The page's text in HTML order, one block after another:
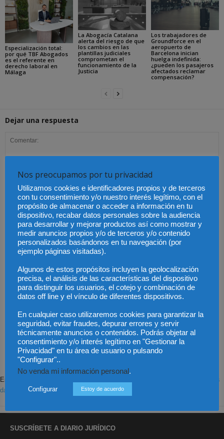
Especialización total:
por qué TBF Abogados
es el referente en
derecho laboral en
Málaga
La Abogacía Catalana
alerta del riesgo de que
los cambios en las
plantillas judiciales
comprometan el
funcionamiento de la
Justicia
Los trabajadores de
Groundforce en el
aeropuerto de
Barcelona inician
huelga indefinida:
¿pueden los pasajeros
afectados reclamar
compensación?
Dejar una respuesta
Save my name, email, and website in this browser for the next time I
comment.
Este sitio usa Akismet para reducir el spam.
Aprende cómo se procesan los
datos de tus comentarios.
SUSCRÍBETE A DIARIO JURÍDICO
Nos preocupamos por tu privacidad
Utilizamos cookies e identificadores propios y de terceros
con tu consentimiento y/o nuestro interés legítimo, con el
propósito de almacenar o acceder a información en tu
dispositivo, recabar datos personales sobre la audiencia
para desarrollar y mejorar productos así como mostrar y
medir anuncios propios y/o de terceros y/o contenido
personalizados basándonos en tu navegación (por
ejemplo páginas visitadas).
Algunos de estos propósitos incluyen la geolocalización
precisa, el análisis de las características del dispositivo
para distinguir los usuarios, el cotejo y combinación de
datos off line y el vínculo de diferentes dispositivos.
En cualquier caso utilizaremos cookies para garantizar la
seguridad, evitar fraudes, depurar errores y servir
técnicamente anuncios o contenidos. Podrás objetar al
consentimiento y/o interés legítimo en "Gestionar la
Privacidad" en tu área de usuario o pulsando
"Configurar"..
No venda mi información personal .
Configurar Estoy de acuerdo